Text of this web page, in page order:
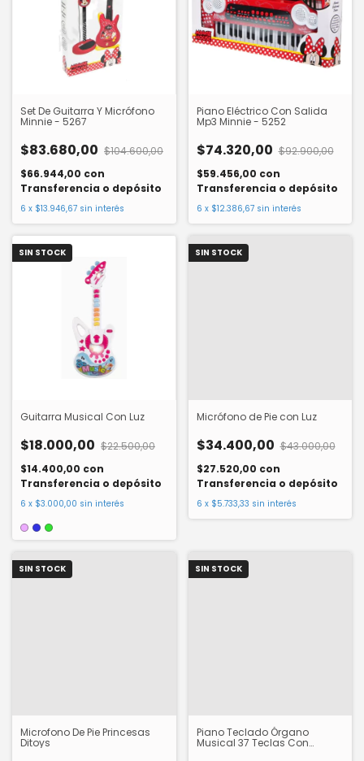
Set De Guitarra Y Micrófono
Minnie - 5267
$83.680,00 $104.600,00
$66.944,00 con
Transferencia o depósito
6 x $13.946,67 sin interés
Piano Eléctrico Con Salida
Mp3 Minnie - 5252
$74.320,00 $92.900,00
$59.456,00 con
Transferencia o depósito
6 x $12.386,67 sin interés
SIN STOCK
Guitarra Musical Con Luz
$18.000,00 $22.500,00
$14.400,00 con
Transferencia o depósito
6 x $3.000,00 sin interés
SIN STOCK
Micrófono de Pie con Luz
$34.400,00 $43.000,00
$27.520,00 con
Transferencia o depósito
6 x $5.733,33 sin interés
SIN STOCK
Microfono De Pie Princesas
Ditoys
SIN STOCK
Piano Teclado Órgano
Musical 37 Teclas Con